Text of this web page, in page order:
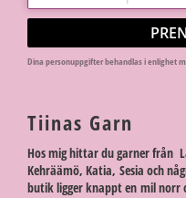
Dina personuppgifter behandlas i enlighet
Tiinas Garn
Hos mig hittar du garner från
Kehräämö, Katia, Sesia och
butik ligger knappt en mil norr